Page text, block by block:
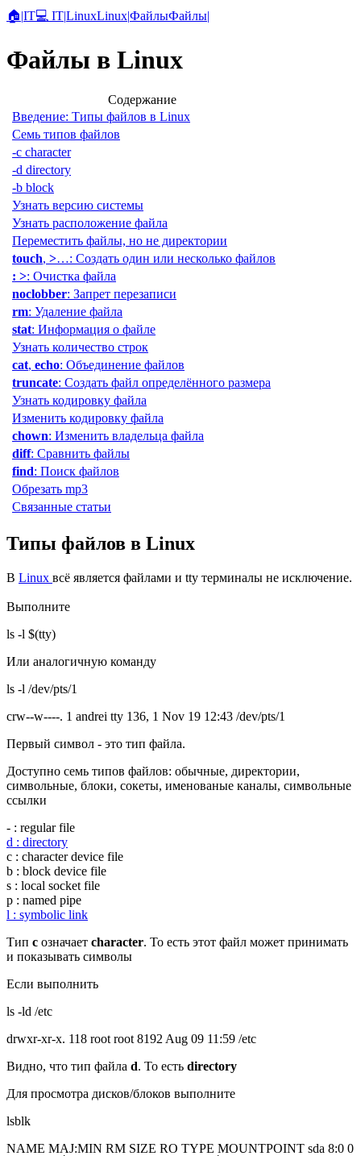
🏠|IT💻 IT|LinuxLinux|ФайлыФайлы|
Файлы в Linux
Содержание
Введение: Типы файлов в Linux
Семь типов файлов
-c character
-d directory
-b block
Узнать версию системы
Узнать расположение файла
Переместить файлы, но не директории
touch, >…: Создать один или несколько файлов
: >: Очистка файла
noclobber: Запрет перезаписи
rm: Удаление файла
stat: Информация о файле
Узнать количество строк
cat, echo: Объединение файлов
truncate: Создать файл определённого размера
Узнать кодировку файла
Изменить кодировку файла
chown: Изменить владельца файла
diff: Сравнить файлы
find: Поиск файлов
Обрезать mp3
Связанные статьи
Типы файлов в Linux
В Linux всё является файлами и tty терминалы не исключение.
Выполните
ls -l $(tty)
Или аналогичную команду
ls -l /dev/pts/1
crw--w----. 1 andrei tty 136, 1 Nov 19 12:43 /dev/pts/1
Первый символ - это тип файла.
Доступно семь типов файлов: обычные, директории,
символьные, блоки, сокеты, именованые каналы, символьные
ссылки
- : regular file
d : directory
c : character device file
b : block device file
s : local socket file
p : named pipe
l : symbolic link
Тип c означает character. То есть этот файл может принимать
и показывать символы
Если выполнить
ls -ld /etc
drwxr-xr-x. 118 root root 8192 Aug 09 11:59 /etc
Видно, что тип файла d. То есть directory
Для просмотра дисков/блоков выполните
lsblk
NAME MAJ:MIN RM SIZE RO TYPE MOUNTPOINT sda 8:0 0